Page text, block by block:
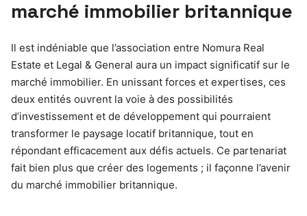
marché immobilier britannique
Il est indéniable que l’association entre Nomura Real
Estate et Legal & General aura un impact significatif sur le
marché immobilier. En unissant forces et expertises, ces
deux entités ouvrent la voie à des possibilités
d’investissement et de développement qui pourraient
transformer le paysage locatif britannique, tout en
répondant efficacement aux défis actuels. Ce partenariat
fait bien plus que créer des logements ; il façonne l’avenir
du marché immobilier britannique.